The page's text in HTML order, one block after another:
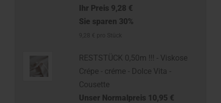
Ihr Preis 9,28 €
Sie sparen 30%
RESTSTÜCK 0,50m !!! - Viskose
Crépe - créme - Dolce Vita -
Cousette
Unser Normalpreis 10,95 €